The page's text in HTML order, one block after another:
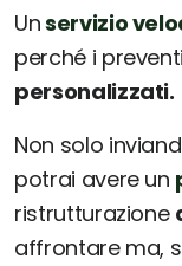
Unservizio
perché i
personalizzati.
Non solo
potrai avere un
ristrutturazione
affrontare ma,